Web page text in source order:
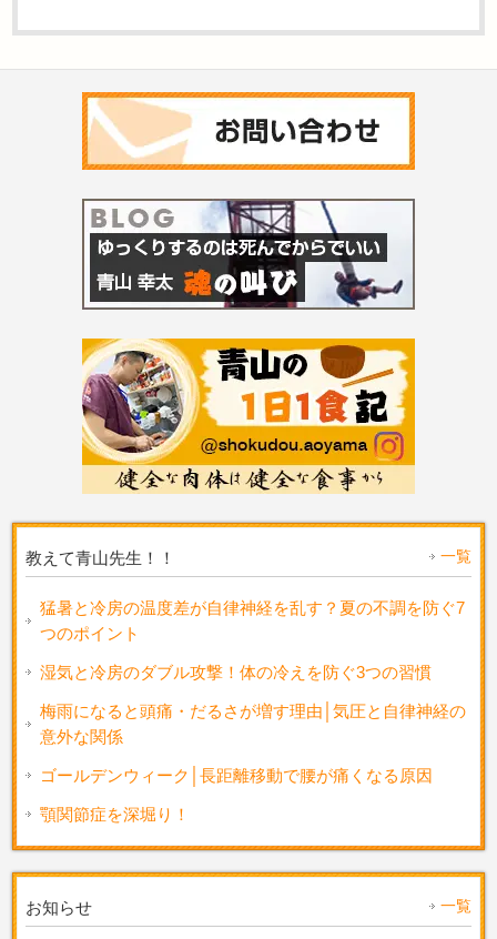
教えて青山先生！！ 一覧
猛暑と冷房の温度差が自律神経を乱す？夏の不調を防ぐ7
つのポイント
湿気と冷房のダブル攻撃！体の冷えを防ぐ3つの習慣
梅雨になると頭痛・だるさが増す理由│気圧と自律神経の
意外な関係
ゴールデンウィーク│長距離移動で腰が痛くなる原因
顎関節症を深堀り！
お知らせ 一覧